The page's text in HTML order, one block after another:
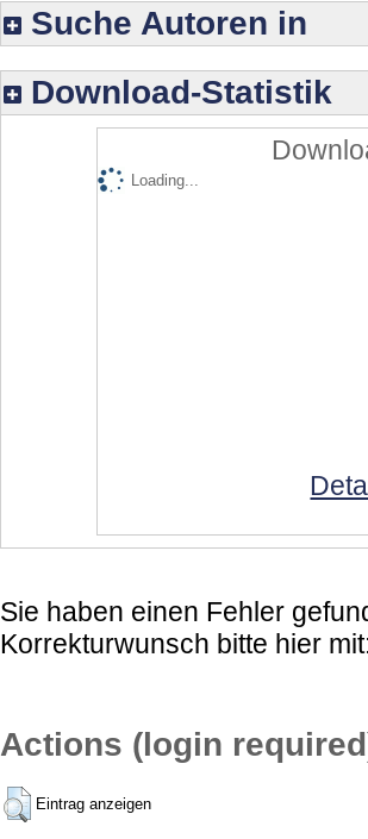
Suche Autoren in
Download-Statistik
Loading...
Sie haben einen Fehler
Korrekturwunsch bitte hier
Actions (login
Eintrag anzeigen